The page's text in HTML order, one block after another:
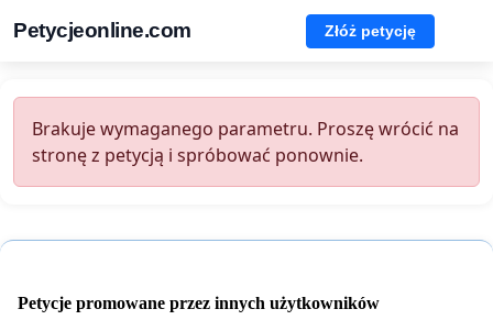
Petycjeonline.com Złóż petycję
Brakuje wymaganego parametru. Proszę wrócić na
stronę z petycją i spróbować ponownie.
Petycje promowane przez innych użytkowników